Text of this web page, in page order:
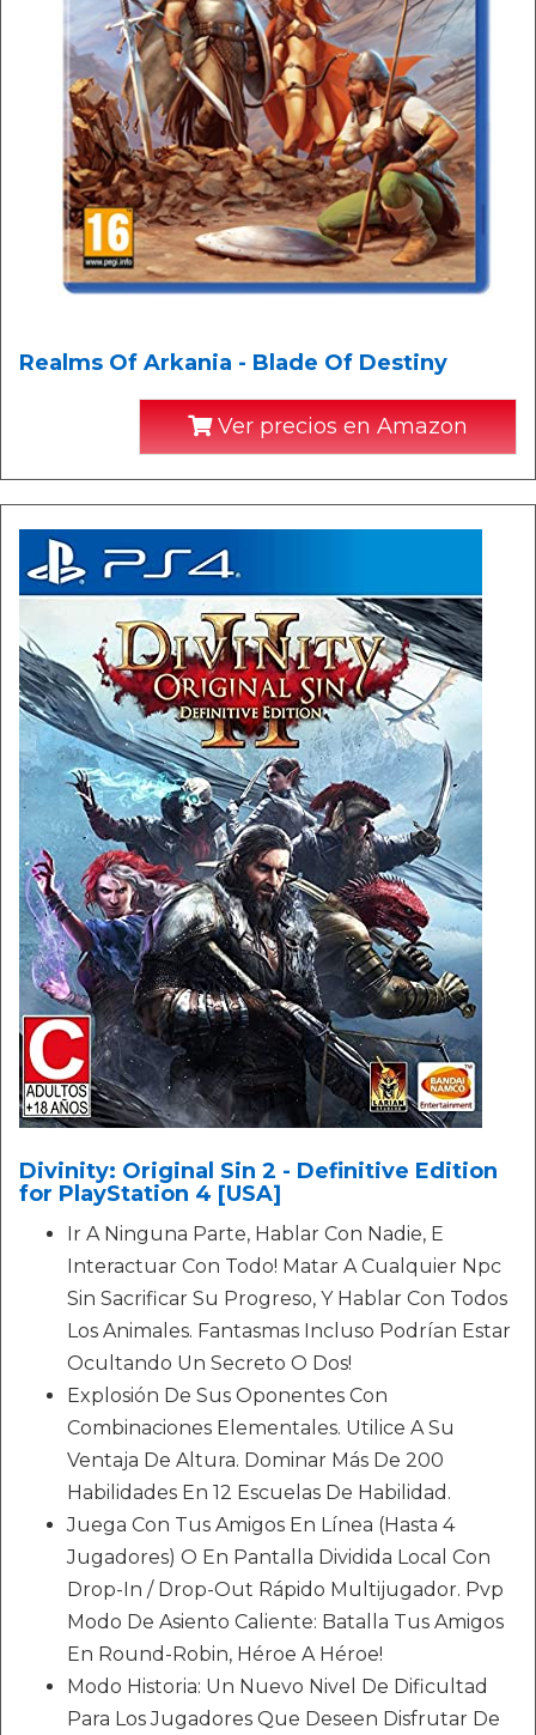
Realms Of Arkania - Blade Of Destiny
Ver precios en Amazon
Divinity: Original Sin 2 - Definitive Edition
for PlayStation 4 [USA]
Ir A Ninguna Parte, Hablar Con Nadie, E
Interactuar Con Todo! Matar A Cualquier Npc
Sin Sacrificar Su Progreso, Y Hablar Con Todos
Los Animales. Fantasmas Incluso Podrían Estar
Ocultando Un Secreto O Dos!
Explosión De Sus Oponentes Con
Combinaciones Elementales. Utilice A Su
Ventaja De Altura. Dominar Más De 200
Habilidades En 12 Escuelas De Habilidad.
Juega Con Tus Amigos En Línea (Hasta 4
Jugadores) O En Pantalla Dividida Local Con
Drop-In / Drop-Out Rápido Multijugador. Pvp
Modo De Asiento Caliente: Batalla Tus Amigos
En Round-Robin, Héroe A Héroe!
Modo Historia: Un Nuevo Nivel De Dificultad
Para Los Jugadores Que Deseen Disfrutar De